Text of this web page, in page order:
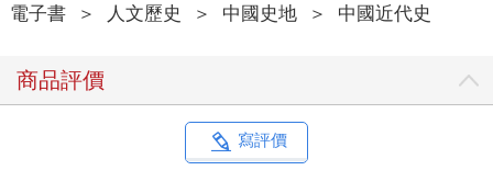
電子書 ＞ 人文歷史 ＞ 中國史地 ＞ 中國近代史
商品評價
寫評價